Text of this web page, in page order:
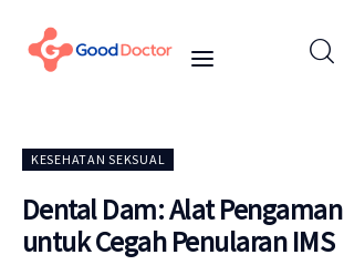
Untuk Bisnis
KESEHATAN SEKSUAL
Dental Dam: Alat
untuk Cegah Penularan IMS